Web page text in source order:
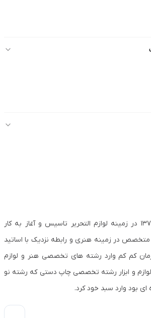
فروشگاه افق در سال ۱۳۷۸ در زمینه لوازم التحریر تاسیس و آغاز به کار
متخصص در زمینه هنری و رابطه نزدیک با اساتید
کم کم وارد رشته های تخصصی هنر و لوازم
شد. در سال ۱۳۸۰ لوازم و ابزار رشته تخصصی چاپ دستی که رشته نو
بود وارد سبد خود کرد.